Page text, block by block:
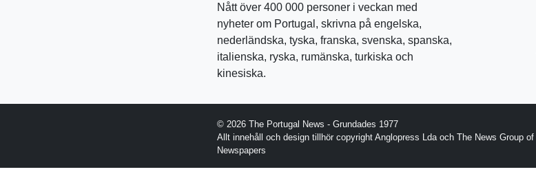
Nått över 400 000 personer i veckan med
nyheter om Portugal, skrivna på engelska,
nederländska, tyska, franska, svenska, spanska,
italienska, ryska, rumänska, turkiska och
kinesiska.
© 2026 The Portugal News - Grundades 1977
Allt innehåll och design tillhör copyright Anglopress Lda och The News Group of
Newspapers